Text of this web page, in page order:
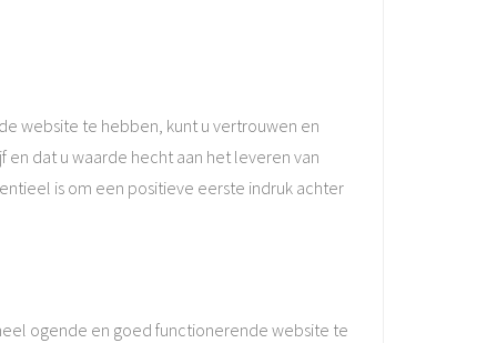
website te hebben, kunt u vertrouwen en
dat u waarde hecht aan het leveren van
is om een positieve eerste indruk achter
ogende en goed functionerende website te